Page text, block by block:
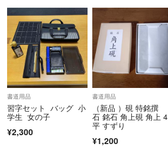
書道用品
習字セット バッグ 小
学生 女の子
¥2,300
書道用品
（新品 ）硯 特銘撰
石 銘石 角上硯 角上 4
平 すずり
¥1,200